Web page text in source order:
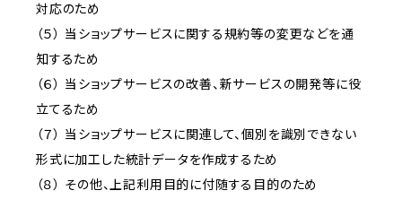
対応のため
（５） 当ショップサービスに関する規約等の変更などを通
知するため
（６） 当ショップサービスの改善、新サービスの開発等に役
立てるため
（７） 当ショップサービスに関連して、個別を識別できない
形式に加工した統計データを作成するため
（８） その他、上記利用目的に付随する目的のため